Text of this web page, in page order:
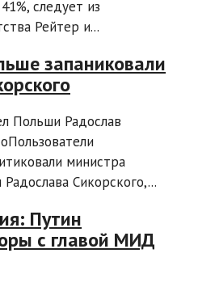
следует из
Рейтер и...
запаниковали
Польши Радослав
министра
Сикорского,...
Путин
с главой МИД